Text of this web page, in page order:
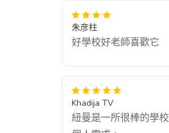
朱彦柱
好學校好老師喜歡它
Khadija TV
紐曼是一所很棒的學